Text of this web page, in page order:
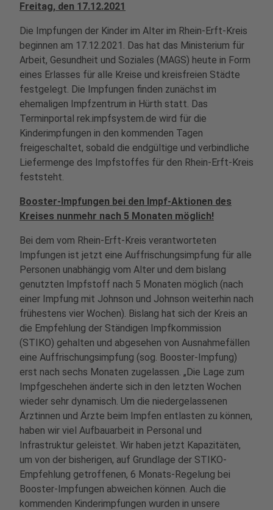
Freitag, den 17.12.2021
Die Impfungen der Kinder im Alter im Rhein-Erft-Kreis
beginnen am 17.12.2021. Das hat das Ministerium für
Arbeit, Gesundheit und Soziales (MAGS) heute in Form
eines Erlasses für alle Kreise und kreisfreien Städte
festgelegt. Die Impfungen finden zunächst im
ehemaligen Impfzentrum in Hürth statt. Das
Terminportal rek.impfsystem.de wird für die
Kinderimpfungen in den kommenden Tagen
freigeschaltet, sobald die endgültige und verbindliche
Liefermenge des Impfstoffes für den Rhein-Erft-Kreis
feststeht.
Booster-Impfungen bei den Impf-Aktionen des
Kreises nunmehr nach 5 Monaten möglich!
Bei dem vom Rhein-Erft-Kreis verantworteten
Impfungen ist jetzt eine Auffrischungsimpfung für alle
Personen unabhängig vom Alter und dem bislang
genutzten Impfstoff nach 5 Monaten möglich (nach
einer Impfung mit Johnson und Johnson weiterhin nach
frühestens vier Wochen). Bislang hat sich der Kreis an
die Empfehlung der Ständigen Impfkommission
(STIKO) gehalten und abgesehen von Ausnahmefällen
eine Auffrischungsimpfung (sog. Booster-Impfung)
erst nach sechs Monaten zugelassen. „Die Lage zum
Impfgeschehen änderte sich in den letzten Wochen
wieder sehr dynamisch. Um die niedergelassenen
Ärztinnen und Ärzte beim Impfen entlasten zu können,
haben wir viel Aufbauarbeit in Personal und
Infrastruktur geleistet. Wir haben jetzt Kapazitäten,
um von der bisherigen, auf Grundlage der STIKO-
Empfehlung getroffenen, 6 Monats-Regelung bei
Booster-Impfungen abweichen können. Auch die
kommenden Kinderimpfungen wurden in unsere